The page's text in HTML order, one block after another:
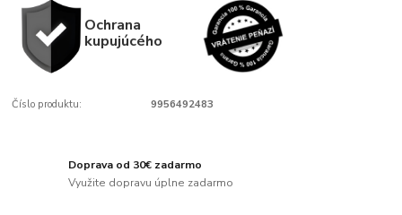
Ochrana
kupujúcého
Číslo produktu: 9956492483
Doprava od 30€ zadarmo
Využite dopravu úplne zadarmo